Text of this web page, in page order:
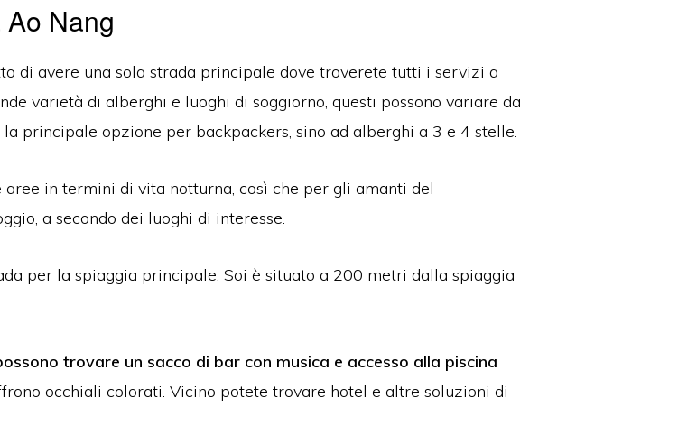
Nang
di avere una sola strada principale dove troverete tutti i servizi a
varietà di alberghi e luoghi di soggiorno, questi possono variare da
principale opzione per backpackers, sino ad alberghi a 3 e 4 stelle.
in termini di vita notturna, così che per gli amanti del
a secondo dei luoghi di interesse.
per la spiaggia principale, Soi è situato a 200 metri dalla spiaggia
trovare un sacco di bar con musica e accesso alla piscina
occhiali colorati. Vicino potete trovare hotel e altre soluzioni di